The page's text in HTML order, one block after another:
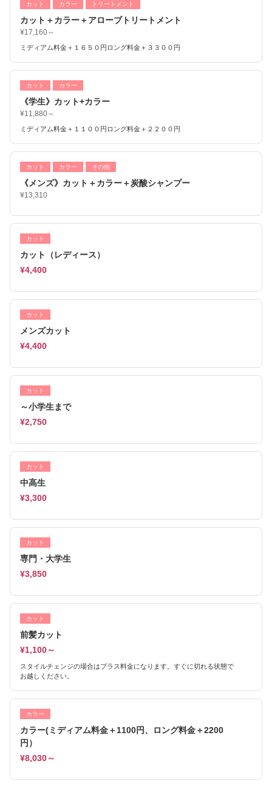
カット カラー トリートメント
カット＋カラー＋アローブトリートメント
¥17,160～
ミディアム料金＋１６５０円ロング料金＋３３００円
カット カラー
《学生》カット+カラー
¥11,880～
ミディアム料金＋１１００円ロング料金＋２２００円
カット カラー その他
《メンズ》カット＋カラー＋炭酸シャンプー
¥13,310
カット
カット（レディース）
¥4,400
カット
メンズカット
¥4,400
カット
～小学生まで
¥2,750
カット
中高生
¥3,300
カット
専門・大学生
¥3,850
カット
前髪カット
¥1,100～
スタイルチェンジの場合はプラス料金になります。すぐに切れる状態で
お越しください。
カラー
カラー(ミディアム料金＋1100円、ロング料金＋2200
円）
¥8,030～